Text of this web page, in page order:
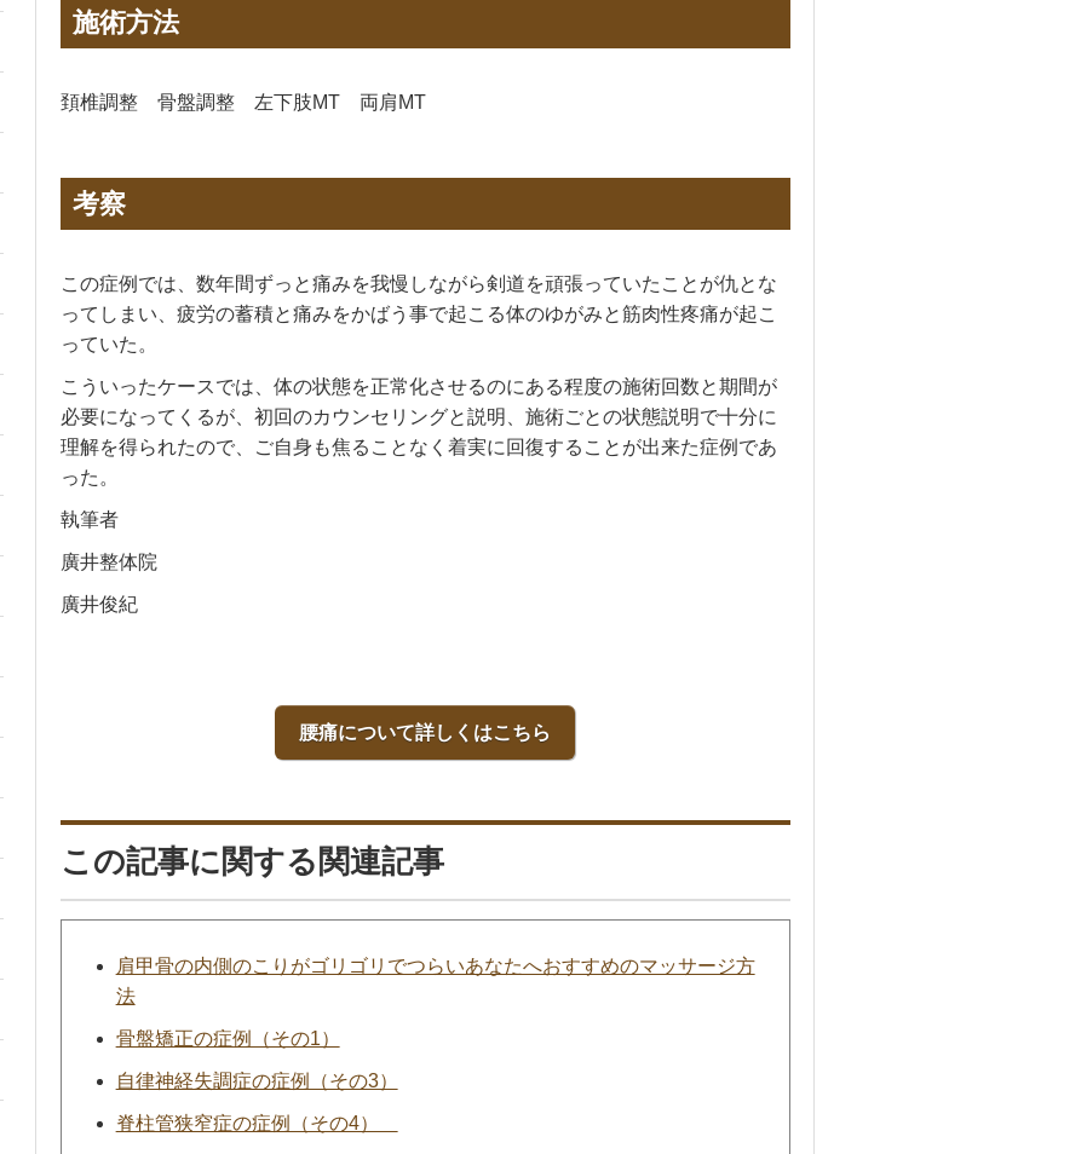
施術方法
頚椎調整 骨盤調整 左下肢MT 両肩MT
考察
この症例では、数年間ずっと痛みを我慢しながら剣道を頑張っていたことが仇とな
ってしまい、疲労の蓄積と痛みをかばう事で起こる体のゆがみと筋肉性疼痛が起こ
っていた。
こういったケースでは、体の状態を正常化させるのにある程度の施術回数と期間が
必要になってくるが、初回のカウンセリングと説明、施術ごとの状態説明で十分に
理解を得られたので、ご自身も焦ることなく着実に回復することが出来た症例であ
った。
執筆者
廣井整体院
廣井俊紀
腰痛について詳しくはこちら
この記事に関する関連記事
肩甲骨の内側のこりがゴリゴリでつらいあなたへおすすめのマッサージ方
法
骨盤矯正の症例（その1）
自律神経失調症の症例（その3）
脊柱管狭窄症の症例（その4）